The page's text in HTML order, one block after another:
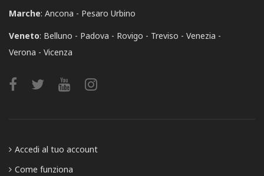
Marche: Ancona
Pesaro Urbino
Veneto: Belluno Padova Rovigo Treviso
Venezia
Verona
Vicenza
Accedi al tuo account
Come funziona